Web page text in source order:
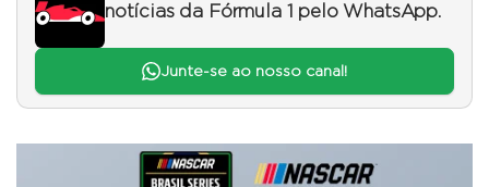
notícias da Fórmula 1 pelo WhatsApp.
Junte-se ao nosso canal!